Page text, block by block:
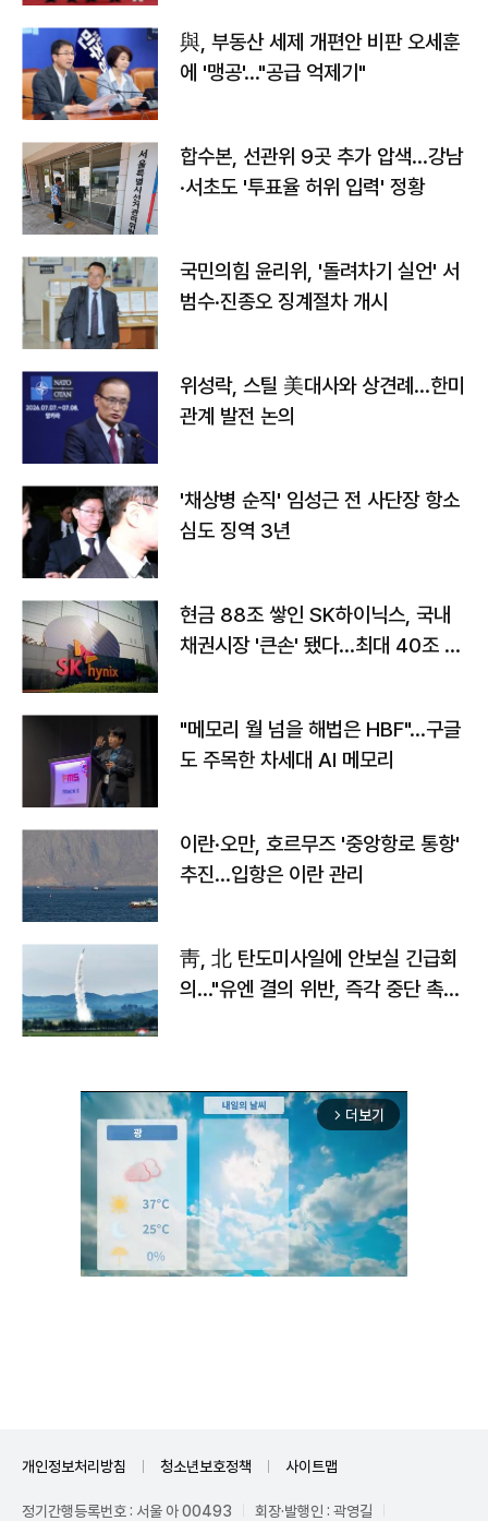
與, 부동산 세제 개편안 비판 오세훈
에 '맹공'…"공급 억제기"
합수본, 선관위 9곳 추가 압색…강남
·서초도 '투표율 허위 입력' 정황
국민의힘 윤리위, '돌려차기 실언' 서
범수·진종오 징계절차 개시
위성락, 스틸 美대사와 상견례…한미
관계 발전 논의
'채상병 순직' 임성근 전 사단장 항소
심도 징역 3년
현금 88조 쌓인 SK하이닉스, 국내
채권시장 '큰손' 됐다…최대 40조 투
"메모리 월 넘을 해법은 HBF"…구글
도 주목한 차세대 AI 메모리
이란·오만, 호르무즈 '중앙항로 통항'
추진…입항은 이란 관리
靑, 北 탄도미사일에 안보실 긴급회
의…"유엔 결의 위반, 즉각 중단 촉
arrow_forward_ios 더보기
개인정보처리방침 청소년보호정책 사이트맵
정기간행등록번호 : 서울 아 00493 회장·발행인 : 곽영길